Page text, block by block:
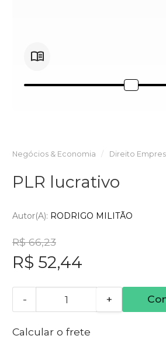
Negócios & Economia Direito
PLR lucrativo
Autor(a): RODRIGO MILITÃO
R$ 66,23
R$ 52,44
- +
Calcular o frete